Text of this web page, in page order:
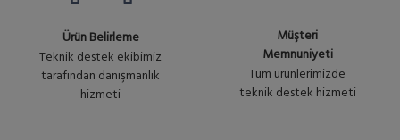
RB5009UPr+S+IN with
case
U2004
RB5009UPr-PLUS-S-PLUS-
OUT
Ürün
14,757.12₺
Ürün Belirleme
Teknik destek ekibimiz
tarafından danışmanlık
hizmeti
Müşteri
Memnuniyeti
Tüm ürünlerimizde
teknik destek hizmeti